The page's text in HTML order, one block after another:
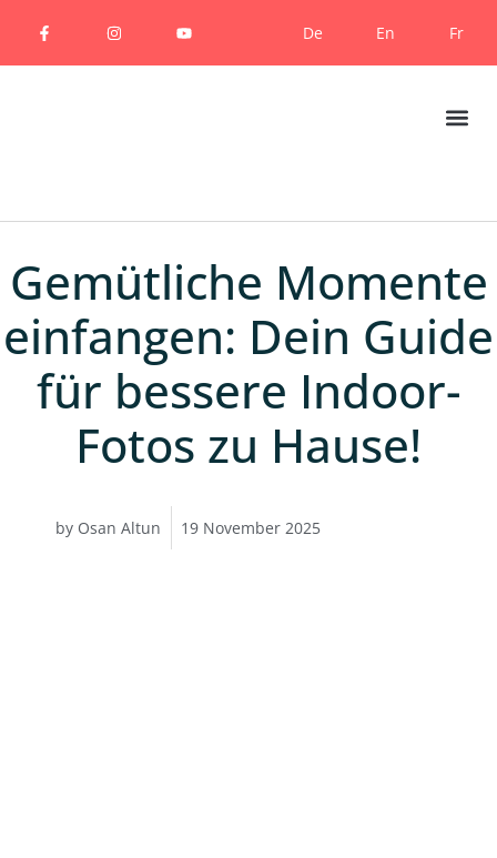
De En Fr
Gemütliche Momente
einfangen: Dein Guide
für bessere Indoor-
Fotos zu Hause!
by Osan Altun 19 November 2025